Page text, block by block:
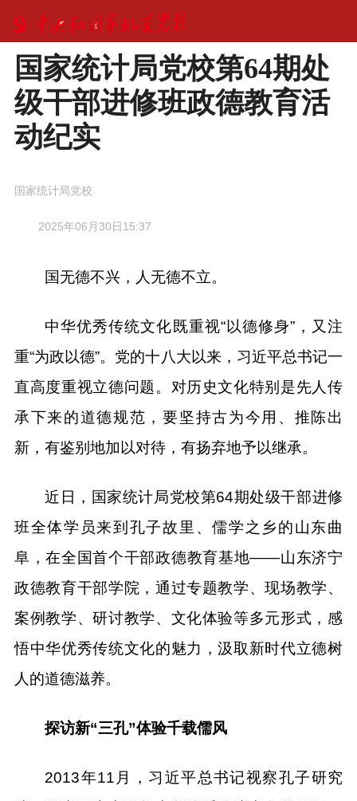
国家统计局党校第64期处
级干部进修班政德教育活
动纪实
国家统计局党校
2025年06月30日15:37
国无德不兴，人无德不立。
中华优秀传统文化既重视“以德修身”，又注
重“为政以德”。党的十八大以来，习近平总书记一
直高度重视立德问题。对历史文化特别是先人传
承下来的道德规范，要坚持古为今用、推陈出
新，有鉴别地加以对待，有扬弃地予以继承。
近日，国家统计局党校第64期处级干部进修
班全体学员来到孔子故里、儒学之乡的山东曲
阜，在全国首个干部政德教育基地——山东济宁
政德教育干部学院，通过专题教学、现场教学、
案例教学、研讨教学、文化体验等多元形式，感
悟中华优秀传统文化的魅力，汲取新时代立德树
人的道德滋养。
探访新“三孔”体验千载儒风
2013年11月，习近平总书记视察孔子研究